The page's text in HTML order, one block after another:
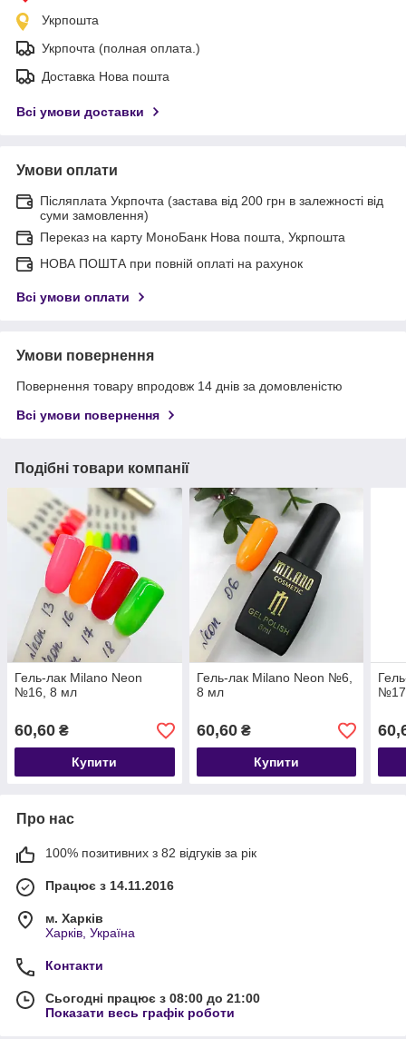
Укрпошта
Укрпочта (полная оплата.)
Доставка Нова пошта
Всі умови доставки
Умови оплати
Післяплата Укрпочта (застава від 200 грн в залежності від
суми замовлення)
Переказ на карту МоноБанк Нова пошта, Укрпошта
НОВА ПОШТА при повній оплаті на рахунок
Всі умови оплати
Умови повернення
Повернення товару впродовж 14 днів за домовленістю
Всі умови повернення
Подібні товари компанії
Гель-лак Milano Neon
№16, 8 мл
60,60 ₴
Купити
Гель-лак Milano Neon №6,
8 мл
60,60₴
Купити
Про нас
100% позитивних з 82 відгуків за рік
Працює з 14.11.2016
м. Харків
Харків, Україна
Контакти
Сьогодні працює з 08:00 до 21:00
Показати весь графік роботи